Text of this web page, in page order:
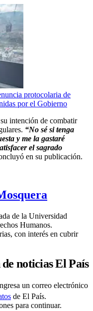
protocolaria de
por el Gobierno
intención de combatir
“No sé si tenga
y me la gastaré
el sagrado
en su publicación.
de la Universidad
Humanos.
con interés en cubrir
noticias El País
un correo electrónico
de El País.
para continuar.